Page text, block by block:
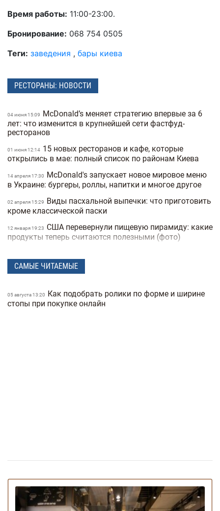
Время работы: 11:00-23:00.
Бронирование: 068 754 0505
Теги: заведения , бары киева
РЕСТОРАНЫ: НОВОСТИ
04 июня 15:09
McDonald’s меняет стратегию впервые за 6
лет: что изменится в крупнейшей сети фастфуд-
ресторанов
01 июня 12:14 15 новых ресторанов и кафе, которые
открылись в мае: полный список по районам Киева
14 апреля 17:30
McDonald's запускает новое мировое меню
в Украине: бургеры, роллы, напитки и многое другое
02 апреля 15:29
Виды пасхальной выпечки: что приготовить
кроме классической паски
12 января 19:23
США перевернули пищевую пирамиду: какие
продукты теперь считаются полезными (фото)
пищу и как это связано с чувством эйфории
буфетах: многие популярные продукты попадают под
запрет
привела к дефициту фисташек в мире
17:50 Киевское заведение продает паску с каннабисом:
какой эффект от такой выпечки
09 апреля 16:33 Заведение Hey Guys попало в скандал с
САМЫЕ ЧИТАЕМЫЕ
05 августа 13:20
Как подобрать ролики по форме и ширине
стопы при покупке онлайн